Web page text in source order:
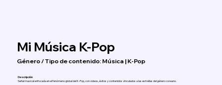
Mi Música K-Pop
Género / Tipo de contenido: Música | K-Pop
Descripción
Señal musical enfocada en el fenómeno global del K-Pop, con videos, éxitos y contenidos vinculados a las estrellas del género coreano.